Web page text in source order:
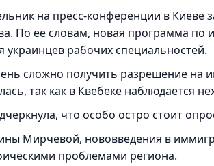
на пресс-конференции в Киеве
По ее словам, новая программа по
украинцев рабочих специальностей.
сложно получить разрешение на
так как в Квебеке наблюдается
что особо остро стоит
Мирчевой, нововведения в
проблемами региона.